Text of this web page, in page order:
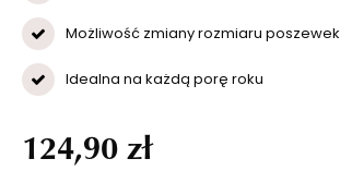
Możliwość zmiany rozmiaru poszewek
Idealna na każdą porę roku
124,90 zł